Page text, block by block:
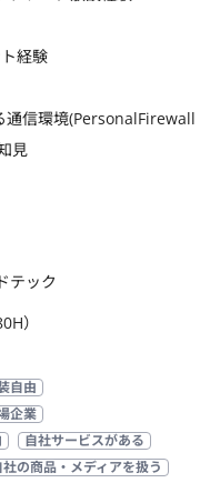
経験
通信環境(PersonalFirewall
見
テック
）
自由
企業
自社サービスがある
社の商品・メディアを扱う